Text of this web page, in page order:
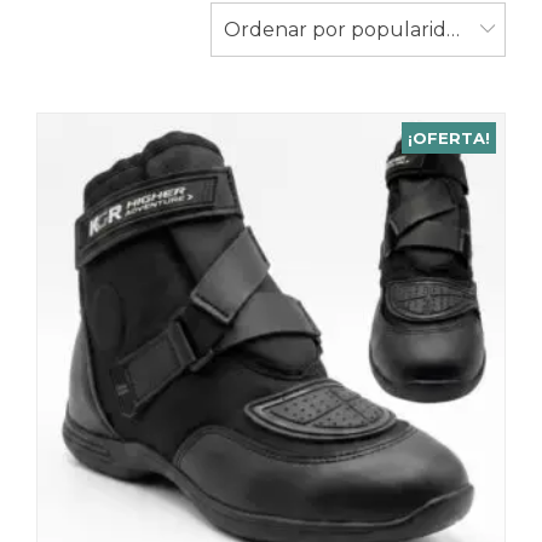
Ordenar por popularidad
¡OFERTA!